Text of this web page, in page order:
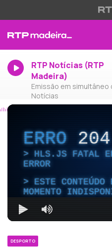
RTP Notícias (RTP
Madeira)
Emissão em simultâneo
Notícias
ERRO204
HLS.JS FATAL
ERROR
ESTE CONTEÚDO
MOMENTO
DESPORTO